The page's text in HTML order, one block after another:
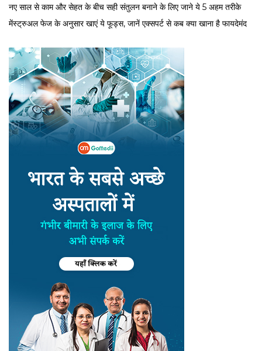
नए साल से काम और सेहत के बीच सही संतुलन बनाने के लिए जाने ये 5 अहम तरीके
मेंस्ट्रुअल फेज के अनुसार खाएं ये फूड्स, जानें एक्सपर्ट से कब क्या खाना है फायदेमंद